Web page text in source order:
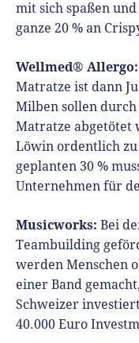
mit sich spaßen
ganze 20 % an
Wellmed® Allergo:
Matratze ist dann
Milben sollen
Matratze abgetötet
Löwin ordentlich
geplanten 30 %
Unternehmen für
Musicworks: Bei
Teambuilding
werden Menschen
einer Band
Schweizer
40.000 Euro